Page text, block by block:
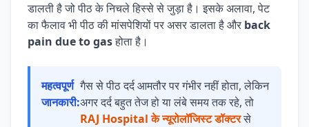
डालती है जो पीठ के निचले हिस्से से जुड़ा है। इसके अलावा, पेट
का फैलाव भी पीठ की मांसपेशियों पर असर डालता है और back
pain due to gasहोता है।
महत्वपूर्ण
जानकारी:
गैस से पीठ दर्द आमतौर पर गंभीर नहीं होता, लेकिन
अगर दर्द बहुत तेज हो या लंबे समय तक रहे, तो
RAJ Hospital के न्यूरोलॉजिस्ट डॉक्टरसे